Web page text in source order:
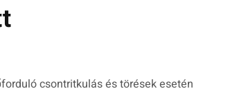
csontritkulás és törések esetén